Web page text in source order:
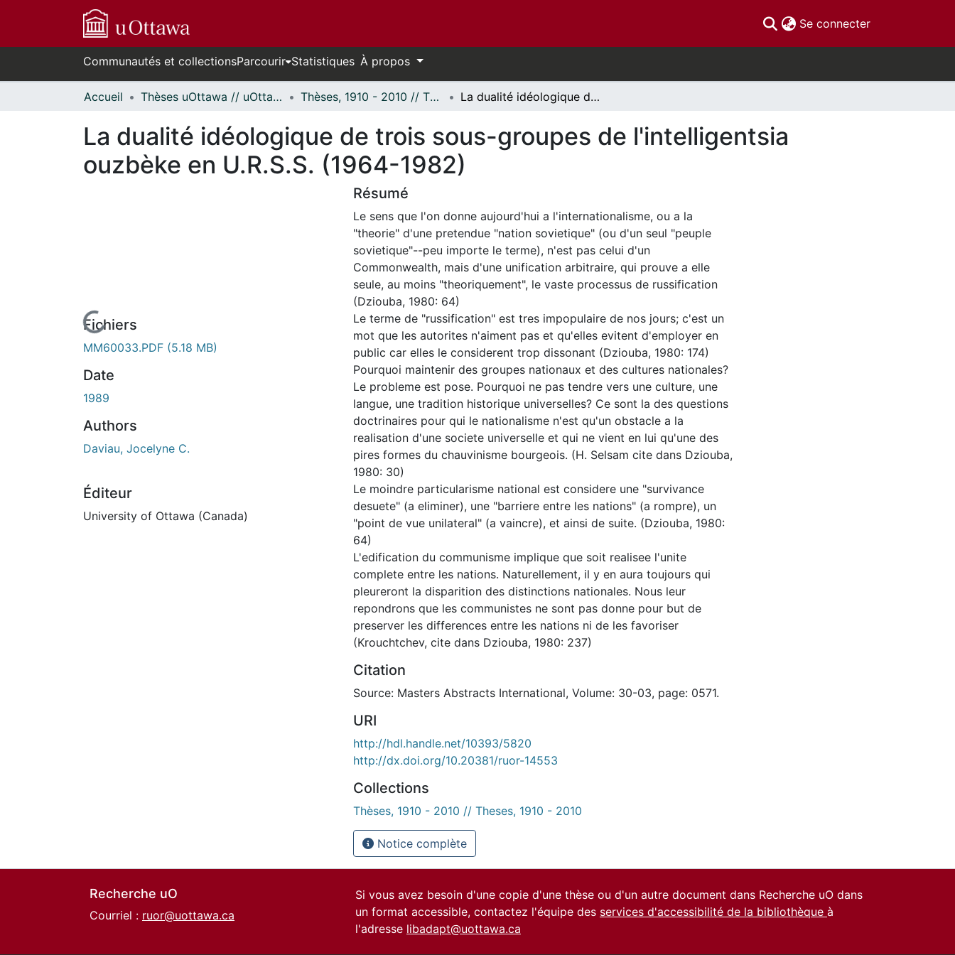
Se connecter(current)
Communautés et collectionsParcourir Statistiques À propos
Accueil Thèses uOttawa // uOttawa Theses Thèses, 1910 - 2010 // Theses, 1910 - 2010 La dualité idéologique de trois sous-groupes de l'intelligentsia ouzbèke en U.R.S.S. (1964-1982)
La dualité idéologique de trois sous-groupes de l'intelligentsia
ouzbèke en U.R.S.S. (1964-1982)
En cours de chargement...
Fichiers
MM60033.PDF (5.18 MB)
Date
1989
Authors
Daviau, Jocelyne C.
Éditeur
University of Ottawa (Canada)
Résumé
Le sens que l'on donne aujourd'hui a l'internationalisme, ou a la
"theorie" d'une pretendue "nation sovietique" (ou d'un seul "peuple
sovietique"--peu importe le terme), n'est pas celui d'un
Commonwealth, mais d'une unification arbitraire, qui prouve a elle
seule, au moins "theoriquement", le vaste processus de russification
(Dziouba, 1980: 64)
Le terme de "russification" est tres impopulaire de nos jours; c'est un
mot que les autorites n'aiment pas et qu'elles evitent d'employer en
public car elles le considerent trop dissonant (Dziouba, 1980: 174)
Pourquoi maintenir des groupes nationaux et des cultures nationales?
Le probleme est pose. Pourquoi ne pas tendre vers une culture, une
langue, une tradition historique universelles? Ce sont la des questions
doctrinaires pour qui le nationalisme n'est qu'un obstacle a la
realisation d'une societe universelle et qui ne vient en lui qu'une des
pires formes du chauvinisme bourgeois. (H. Selsam cite dans Dziouba,
1980: 30)
Le moindre particularisme national est considere une "survivance
desuete" (a eliminer), une "barriere entre les nations" (a rompre), un
"point de vue unilateral" (a vaincre), et ainsi de suite. (Dziouba, 1980:
64)
L'edification du communisme implique que soit realisee l'unite
complete entre les nations. Naturellement, il y en aura toujours qui
pleureront la disparition des distinctions nationales. Nous leur
repondrons que les communistes ne sont pas donne pour but de
preserver les differences entre les nations ni de les favoriser
(Krouchtchev, cite dans Dziouba, 1980: 237)
Citation
Source: Masters Abstracts International, Volume: 30-03, page: 0571.
URI
http://hdl.handle.net/10393/5820
http://dx.doi.org/10.20381/ruor-14553
Collections
Thèses, 1910 - 2010 // Theses, 1910 - 2010
Notice complète
Recherche uO
Courriel : ruor@uottawa.ca
Si vous avez besoin d'une copie d'une thèse ou d'un autre document dans Recherche uO dans
un format accessible, contactez l'équipe des services d'accessibilité de la bibliothèque à
l'adresse libadapt@uottawa.ca